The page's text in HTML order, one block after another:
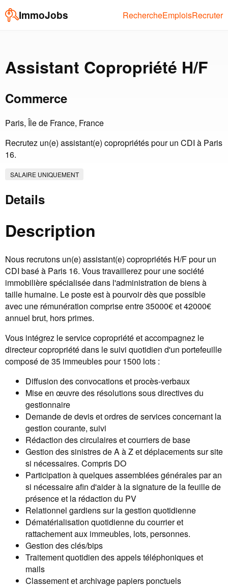
ImmoJobs RechercheEmploisRecruter
Assistant Copropriété H/F
Commerce
Paris, Île de France, France
Recrutez un(e) assistant(e) copropriétés pour un CDI à Paris
16.
SALAIRE UNIQUEMENT
Details
Description
Nous recrutons un(e) assistant(e) copropriétés H/F pour un
CDI basé à Paris 16. Vous travaillerez pour une société
immobilière spécialisée dans l'administration de biens à
taille humaine. Le poste est à pourvoir dès que possible
avec une rémunération comprise entre 35000€ et 42000€
annuel brut, hors primes.
Vous intégrez le service copropriété et accompagnez le
directeur copropriété dans le suivi quotidien d'un portefeuille
composé de 35 immeubles pour 1500 lots :
Diffusion des convocations et procès-verbaux
Mise en œuvre des résolutions sous directives du
gestionnaire
Demande de devis et ordres de services concernant la
gestion courante, suivi
Rédaction des circulaires et courriers de base
Gestion des sinistres de A à Z et déplacements sur site
si nécessaires. Compris DO
Participation à quelques assemblées générales par an
si nécessaire afin d'aider à la signature de la feuille de
présence et la rédaction du PV
Relationnel gardiens sur la gestion quotidienne
Dématérialisation quotidienne du courrier et
rattachement aux immeubles, lots, personnes.
Gestion des clés/bips
Traitement quotidien des appels téléphoniques et
mails
Classement et archivage papiers ponctuels